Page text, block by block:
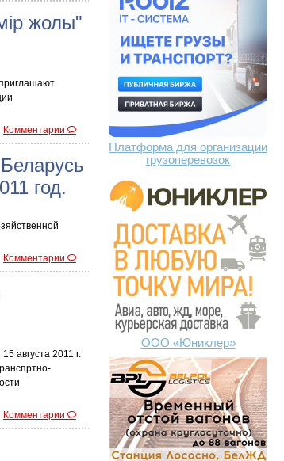
жолы"
Комментарии
год.
Комментарии
августа 2011 г.
Комментарии
Платформа для организации
грузоперевозок
ООО «Юниклер»